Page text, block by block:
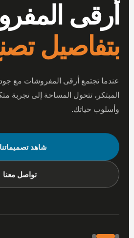
أرقى
بتفاصيل
عندما تجتمع أرقى المفروشات مع
المبتكر، تتحول المساحة إلى تجربة
وأسلوب حياتك.
شاهد تصميماتنا
تواصل معنا